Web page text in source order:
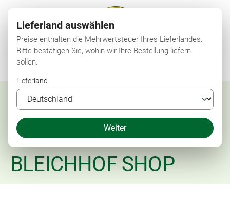
Menü
BLEICHHOF SHOP
Lieferland auswählen
Preise enthalten die Mehrwertsteuer Ihres Lieferlandes.
Bitte bestätigen Sie, wohin wir Ihre Bestellung liefern
sollen.
Lieferland
Weiter